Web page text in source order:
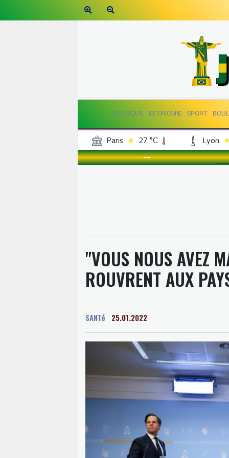
POLITIQUE ECONOMIE SPORT
Paris 27 °C Lyon
Luxembourg
25 °C
--
"VOUS NOUS AVEZ
ROUVRENT AUX
SANTé 25.01.2022